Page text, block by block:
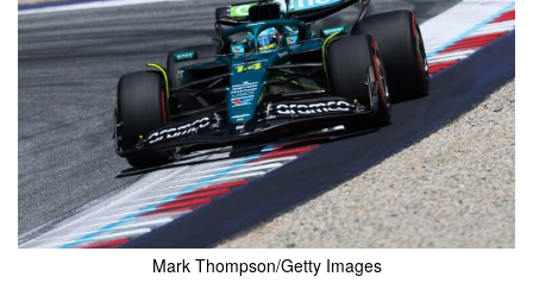
Mark Thompson/Getty Images